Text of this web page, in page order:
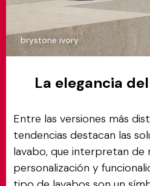
brystone ivory
La elegancia
Entre las versiones más
tendencias destacan las
lavabo, que interpretan de
personalización y